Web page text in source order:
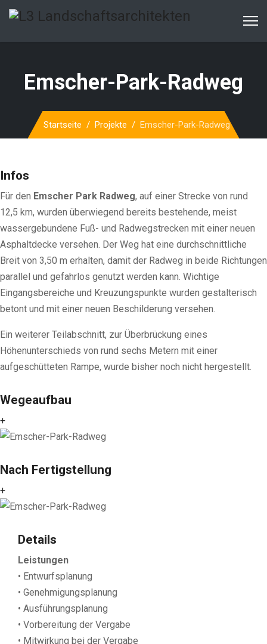
Emscher-Park-Radweg
Startseite Projekte Emscher-Park-Radweg
Infos
Für den Emscher Park Radweg, auf einer Strecke von rund
12,5 km, wurden überwiegend bereits bestehende, meist
wassergebundene Fuß- und Radwegstrecken mit einer neuen
Asphaltdecke versehen. Der Weg hat eine durchschnittliche
Breit von 3,50 m erhalten, damit der Radweg in beide Richtungen
parallel und gefahrlos genutzt werden kann. Wichtige
Eingangsbereiche und Kreuzungspunkte wurden gestalterisch
betont und mit einer neuen Beschilderung versehen.
Ein weiterer Teilabschnitt, zur Überbrückung eines
Höhenunterschieds von rund sechs Metern mit einer
aufgeschütteten Rampe, wurde bisher noch nicht hergestellt.
Wegeaufbau
+
Nach Fertigstellung
+
Details
Leistungen
• Entwurfsplanung
• Genehmigungsplanung
• Ausführungsplanung
• Vorbereitung der Vergabe
• Mitwirkung bei der Vergabe